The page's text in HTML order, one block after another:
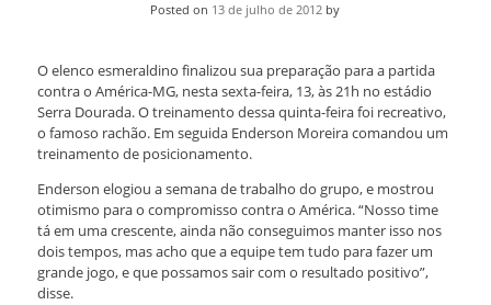
Posted on 13 de julho de 2012 by
O elenco esmeraldino finalizou sua preparação para a partida
contra o América-MG, nesta sexta-feira, 13, às 21h no estádio
Serra Dourada. O treinamento dessa quinta-feira foi recreativo,
o famoso rachão. Em seguida Enderson Moreira comandou um
treinamento de posicionamento.
Enderson elogiou a semana de trabalho do grupo, e mostrou
otimismo para o compromisso contra o América. “Nosso time
tá em uma crescente, ainda não conseguimos manter isso nos
dois tempos, mas acho que a equipe tem tudo para fazer um
grande jogo, e que possamos sair com o resultado positivo”,
disse.